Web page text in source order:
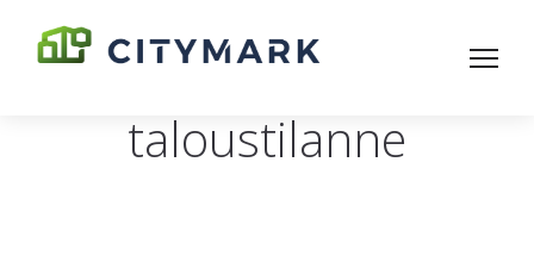
taloustilanne